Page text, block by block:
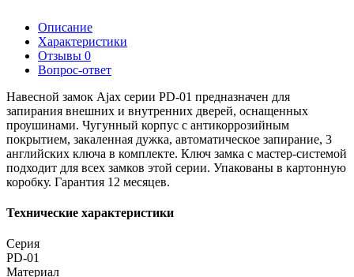
Описание
Характеристики
Отзывы 0
Вопрос-ответ
Навесной замок Ajax серии PD-01 предназначен для
запирания внешних и внутренних дверей, оснащенных
проушинами. Чугунный корпус с антикоррозийным
покрытием, закаленная дужка, автоматическое запирание, 3
английских ключа в комплекте. Ключ замка с мастер-системой
подходит для всех замков этой серии. Упакованы в картонную
коробку. Гарантия 12 месяцев.
Технические характеристики
Серия
PD-01
Материал